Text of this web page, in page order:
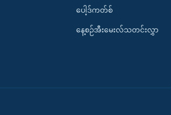
ပေါ့ဒ်ကတ်စ်
နေ့စဉ်အီးမေးလ်သတင်းလွှာ